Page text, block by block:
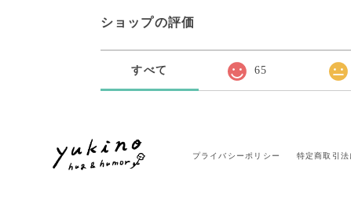
ショップの評価
すべて 65
プライバシーポリシー 特定商取引